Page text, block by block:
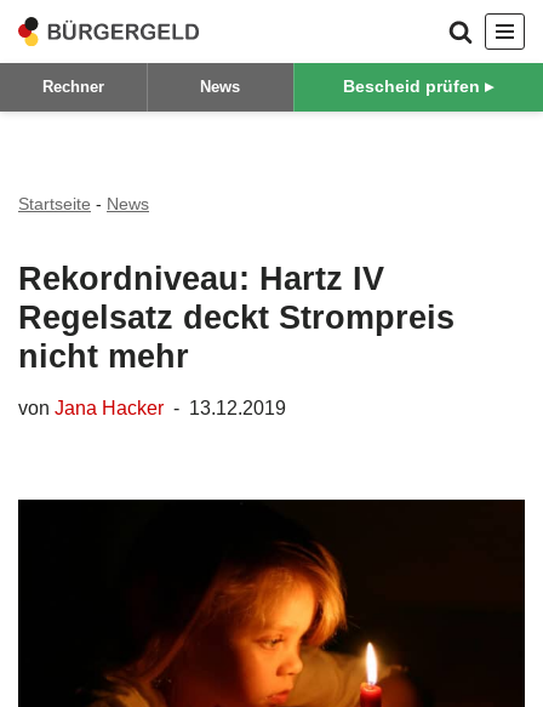
Zum
Inhalt
Rechner News Bescheid prüfen ▸
Startseite - News
Rekordniveau: Hartz IV
Regelsatz deckt Strompreis
nicht mehr
von Jana Hacker 13.12.2019